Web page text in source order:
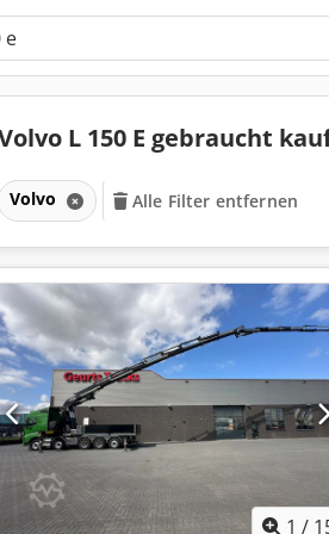
L 150 E gebraucht
Volvo Alle Filter entfernen
1 /